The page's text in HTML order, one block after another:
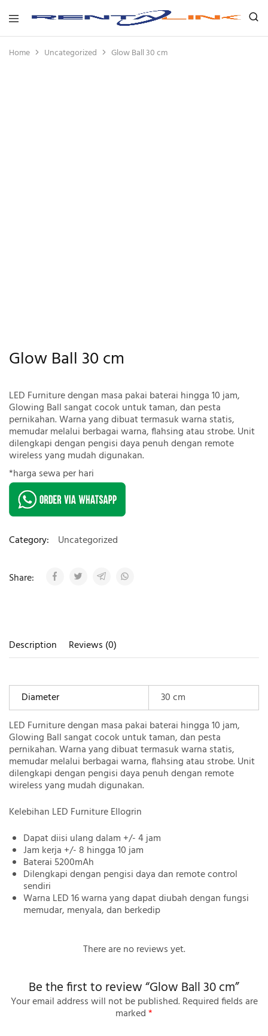
Rentalink
Solusi
Penyewaan
Terbaik
Home Uncategorized Glow Ball 30 cm
Glow Ball 30 cm
LED Furniture dengan masa pakai baterai hingga 10 jam,
Glowing Ball sangat cocok untuk taman, dan pesta
pernikahan. Warna yang dibuat termasuk warna statis,
memudar melalui berbagai warna, flahsing atau strobe. Unit
dilengkapi dengan pengisi daya penuh dengan remote
wireless yang mudah digunakan.
*harga sewa per hari
Category: Uncategorized
Share:
Description Reviews (0)
Diameter
30 cm
LED Furniture dengan masa pakai baterai hingga 10 jam,
Glowing Ball sangat cocok untuk taman, dan pesta
pernikahan. Warna yang dibuat termasuk warna statis,
memudar melalui berbagai warna, flahsing atau strobe. Unit
dilengkapi dengan pengisi daya penuh dengan remote
wireless yang mudah digunakan.
Kelebihan LED Furniture Ellogrin
Dapat diisi ulang dalam +/- 4 jam
Jam kerja +/- 8 hingga 10 jam
Baterai 5200mAh
Dilengkapi dengan pengisi daya dan remote control
sendiri
Warna LED 16 warna yang dapat diubah dengan fungsi
memudar, menyala, dan berkedip
There are no reviews yet.
Be the first to review “Glow Ball 30 cm”
Your email address will not be published. Required fields are
marked*